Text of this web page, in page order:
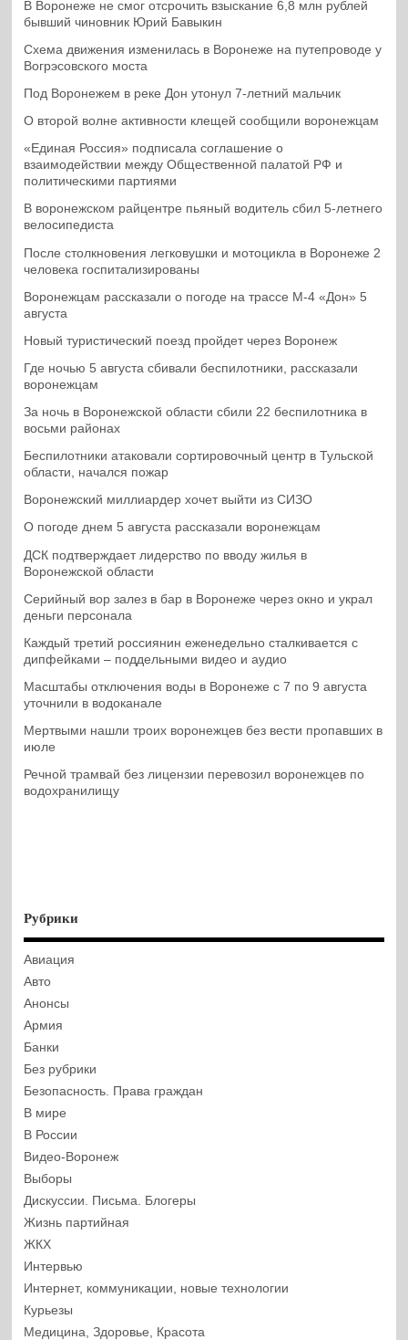
В Воронеже не смог отсрочить взыскание 6,8 млн рублей
бывший чиновник Юрий Бавыкин
Схема движения изменилась в Воронеже на путепроводе у
Вогрэсовского моста
Под Воронежем в реке Дон утонул 7-летний мальчик
О второй волне активности клещей сообщили воронежцам
«Единая Россия» подписала соглашение о
взаимодействии между Общественной палатой РФ и
политическими партиями
В воронежском райцентре пьяный водитель сбил 5-летнего
велосипедиста
После столкновения легковушки и мотоцикла в Воронеже 2
человека госпитализированы
Воронежцам рассказали о погоде на трассе М-4 «Дон» 5
августа
Новый туристический поезд пройдет через Воронеж
Где ночью 5 августа сбивали беспилотники, рассказали
воронежцам
За ночь в Воронежской области сбили 22 беспилотника в
восьми районах
Беспилотники атаковали сортировочный центр в Тульской
области, начался пожар
Воронежский миллиардер хочет выйти из СИЗО
О погоде днем 5 августа рассказали воронежцам
ДСК подтверждает лидерство по вводу жилья в
Воронежской области
Серийный вор залез в бар в Воронеже через окно и украл
деньги персонала
Каждый третий россиянин еженедельно сталкивается с
дипфейками – поддельными видео и аудио
Масштабы отключения воды в Воронеже с 7 по 9 августа
уточнили в водоканале
Мертвыми нашли троих воронежцев без вести пропавших в
июле
Речной трамвай без лицензии перевозил воронежцев по
водохранилищу
Рубрики
Авиация
Авто
Анонсы
Армия
Банки
Без рубрики
Безопасность. Права граждан
В мире
В России
Видео-Воронеж
Выборы
Дискуссии. Письма. Блогеры
Жизнь партийная
ЖКХ
Интервью
Интернет, коммуникации, новые технологии
Курьезы
Медицина, Здоровье, Красота